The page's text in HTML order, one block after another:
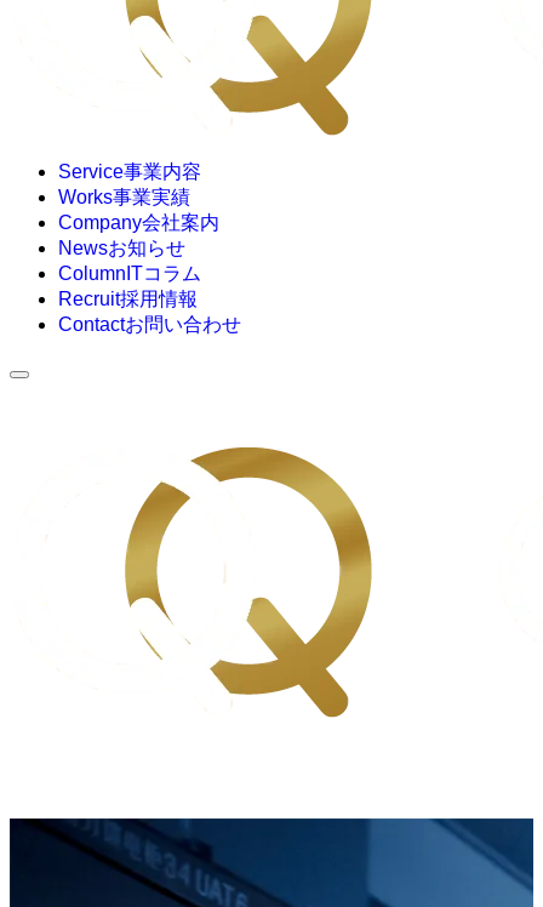
Service事業内容
Works事業実績
Company会社案内
Newsお知らせ
Column ITコラム
Recruit採用情報
Contactお問い合わせ